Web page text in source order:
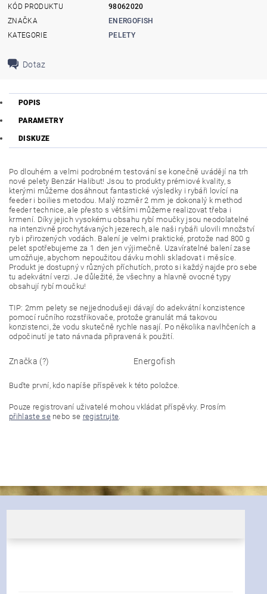
KÓD PRODUKTU
98062020
ZNAČKA
ENERGOFISH
KATEGORIE
PELETY
Dotaz
POPIS
PARAMETRY
DISKUZE
Po dlouhém a velmi podrobném testování se konečně uvádějí na trh
nové pelety Benzár Halibut! Jsou to produkty prémiové kvality, s
kterými můžeme dosáhnout fantastické výsledky i rybáři lovící na
feeder i boilies metodou. Malý rozměr 2 mm je dokonalý k method
feeder technice, ale přesto s většími můžeme realizovat třeba i
krmení. Díky jejich vysokému obsahu rybí moučky jsou neodolatelné
na intenzivně prochytávaných jezerech, ale naši rybáři ulovili množství
ryb i přirozených vodách. Balení je velmi praktické, protože nad 800 g
pelet spotřebujeme za 1 den jen výjimečně. Uzavíratelné balení zase
umožňuje, abychom nepoužitou dávku mohli skladovat i měsíce.
Produkt je dostupný v různých příchutích, proto si každý najde pro sebe
tu adekvátní verzi. Je důležité, že všechny a hlavně ovocné typy
obsahují rybí moučku!
TIP: 2mm pelety se nejjednodušeji dávají do adekvátní konzistence
pomocí ručního rozstřikovače, protože granulát má takovou
konzistenci, že vodu skutečně rychle nasají. Po několika navlhčeních a
odpočinutí je tato návnada připravená k použití.
Značka (?) Energofish
Buďte první, kdo napíše příspěvek k této položce.
Pouze registrovaní uživatelé mohou vkládat příspěvky. Prosím
přihlaste senebo se registrujte.